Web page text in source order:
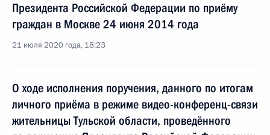
Президента Российской Федерации по приёму
граждан в Москве 24 июня 2014 года
21 июля 2020 года, 18:23
О ходе исполнения поручения, данного по итогам
личного приёма в режиме видео-конференц-связи
жительницы Тульской области, проведённого